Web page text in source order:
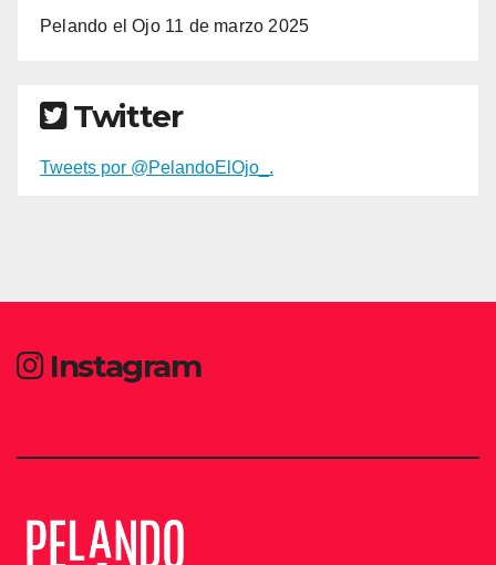
Pelando el Ojo 11 de marzo 2025
Twitter
Tweets por @PelandoElOjo_.
Instagram